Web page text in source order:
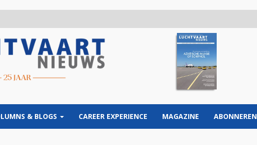
& BLOGS CAREER EXPERIENCE MAGAZINE ABONNEREN